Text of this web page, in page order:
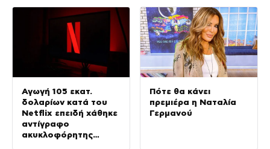
Αγωγή 105 εκατ.
δολαρίων κατά του
Netflix επειδή χάθηκε
αντίγραφο
ακυκλοφόρητης
Πότε θα κάνει
πρεμιέρα η Ναταλία
Γερμανού